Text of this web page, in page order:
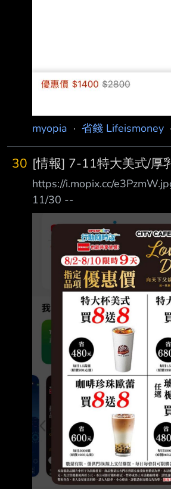
myopia · 省錢 Lifeismoney ·
30 [情報] 7-11特大美式/厚
https://i.mopix.cc/
11/30 --